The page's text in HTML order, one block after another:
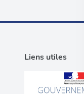
Liens utiles